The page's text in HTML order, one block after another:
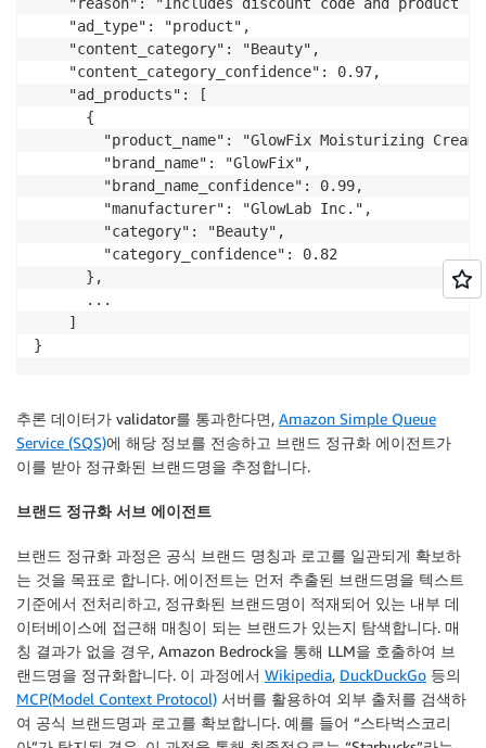
"reason": "Includes discount code and product
    "ad_type": "product",
    "content_category": "Beauty",
    "content_category_confidence": 0.97,
    "ad_products": [
      {
"product_name": "GlowFix Moisturizing
        "brand_name": "GlowFix",
        "brand_name_confidence": 0.99,
        "manufacturer": "GlowLab Inc.",
        "category": "Beauty",
        "category_confidence": 0.82
      },
      ...
    ]
}
추론 데이터가 validator를 통과한다면, Amazon Simple Queue
Service (SQS)에 해당 정보를 전송하고 브랜드 정규화 에이전트가
이를 받아 정규화된 브랜드명을 추정합니다.
브랜드 정규화 서브 에이전트
브랜드 정규화 과정은 공식 브랜드 명칭과 로고를 일관되게 확보하
는 것을 목표로 합니다. 에이전트는 먼저 추출된 브랜드명을 텍스트
기준에서 전처리하고, 정규화된 브랜드명이 적재되어 있는 내부 데
이터베이스에 접근해 매칭이 되는 브랜드가 있는지 탐색합니다. 매
칭 결과가 없을 경우, Amazon Bedrock을 통해 LLM을 호출하여 브
랜드명을 정규화합니다. 이 과정에서 Wikipedia, DuckDuckGo 등의
MCP(Model Context Protocol) 서버를 활용하여 외부 출처를 검색하
여 공식 브랜드명과 로고를 확보합니다. 예를 들어 “스타벅스코리